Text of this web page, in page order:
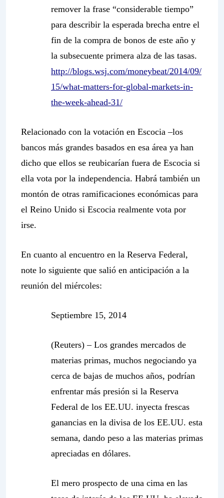
remover la frase “considerable tiempo”
para describir la esperada brecha entre el
fin de la compra de bonos de este año y
la subsecuente primera alza de las tasas.
http://blogs.wsj.com/moneybeat/2014/09/
15/what-matters-for-global-markets-in-
the-week-ahead-31/
Relacionado con la votación en Escocia –los
bancos más grandes basados en esa área ya han
dicho que ellos se reubicarían fuera de Escocia si
ella vota por la independencia. Habrá también un
montón de otras ramificaciones económicas para
el Reino Unido si Escocia realmente vota por
irse.
En cuanto al encuentro en la Reserva Federal,
note lo siguiente que salió en anticipación a la
reunión del miércoles:
Septiembre 15, 2014
(Reuters) – Los grandes mercados de
materias primas, muchos negociando ya
cerca de bajas de muchos años, podrían
enfrentar más presión si la Reserva
Federal de los EE.UU. inyecta frescas
ganancias en la divisa de los EE.UU. esta
semana, dando peso a las materias primas
apreciadas en dólares.
El mero prospecto de una cima en las